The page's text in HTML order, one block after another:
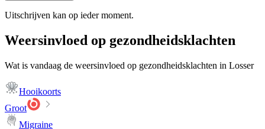
Uitschrijven kan op ieder moment.
Weersinvloed op gezondheidsklachten
Wat is vandaag de weersinvloed op gezondheidsklachten in Losser
Hooikoorts
Groot
Migraine